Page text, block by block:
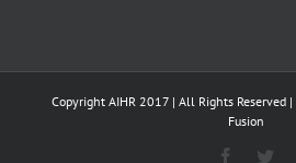
Copyright AIHR 2017 | All Rights Reserved |
Fusion
Facebook